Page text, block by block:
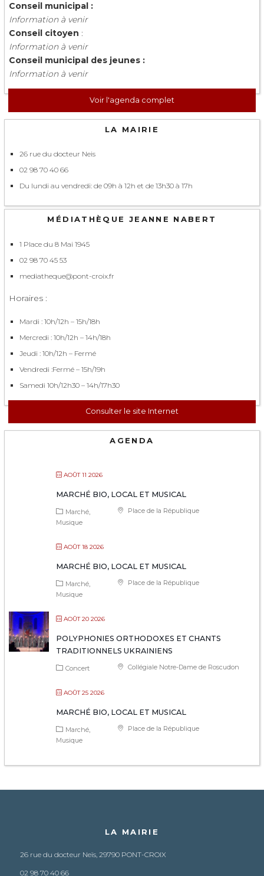
Conseil municipal :
Information à venir
Conseil citoyen :
Information à venir
Conseil municipal des jeunes :
Information à venir
Voir l'agenda complet
LA MAIRIE
26 rue du docteur Neis
02 98 70 40 66
Du lundi au vendredi: de 09h à 12h et de 13h30 à 17h
MÉDIATHÈQUE JEANNE NABERT
1 Place du 8 Mai 1945
02 98 70 45 53
mediatheque@pont-croix.fr
Horaires :
Mardi : 10h/12h – 15h/18h
Mercredi : 10h/12h – 14h/18h
Jeudi : 10h/12h – Fermé
Vendredi :Fermé – 15h/19h
Samedi 10h/12h30 – 14h/17h30
Consulter le site Internet
AGENDA
AOÛT 11 2026
MARCHÉ BIO, LOCAL ET MUSICAL
Place de la République
Marché
Musique
AOÛT 18 2026
MARCHÉ BIO, LOCAL ET MUSICAL
Place de la République
Marché
Musique
AOÛT 20 2026
POLYPHONIES ORTHODOXES ET CHANTS
TRADITIONNELS UKRAINIENS
Collégiale Notre-Dame de Roscudon
Concert
AOÛT 25 2026
MARCHÉ BIO, LOCAL ET MUSICAL
Place de la République
Marché
Musique
LA MAIRIE
26 rue du docteur Neïs, 29790 PONT-CROIX
02 98 70 40 66